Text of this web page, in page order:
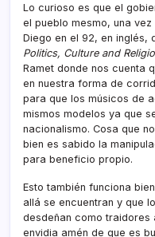
Lo curioso es que el
el pueblo mesmo, una
Diego en el 92, en inglés,
Politics, Culture and
Ramet donde nos cuenta
en nuestra forma de
para que los músicos de
mismos modelos ya que
nacionalismo. Cosa que
bien es sabido la
para beneficio propio.
Esto también funciona
allá se encuentran y que
desdeñan como
envidia amén de que es